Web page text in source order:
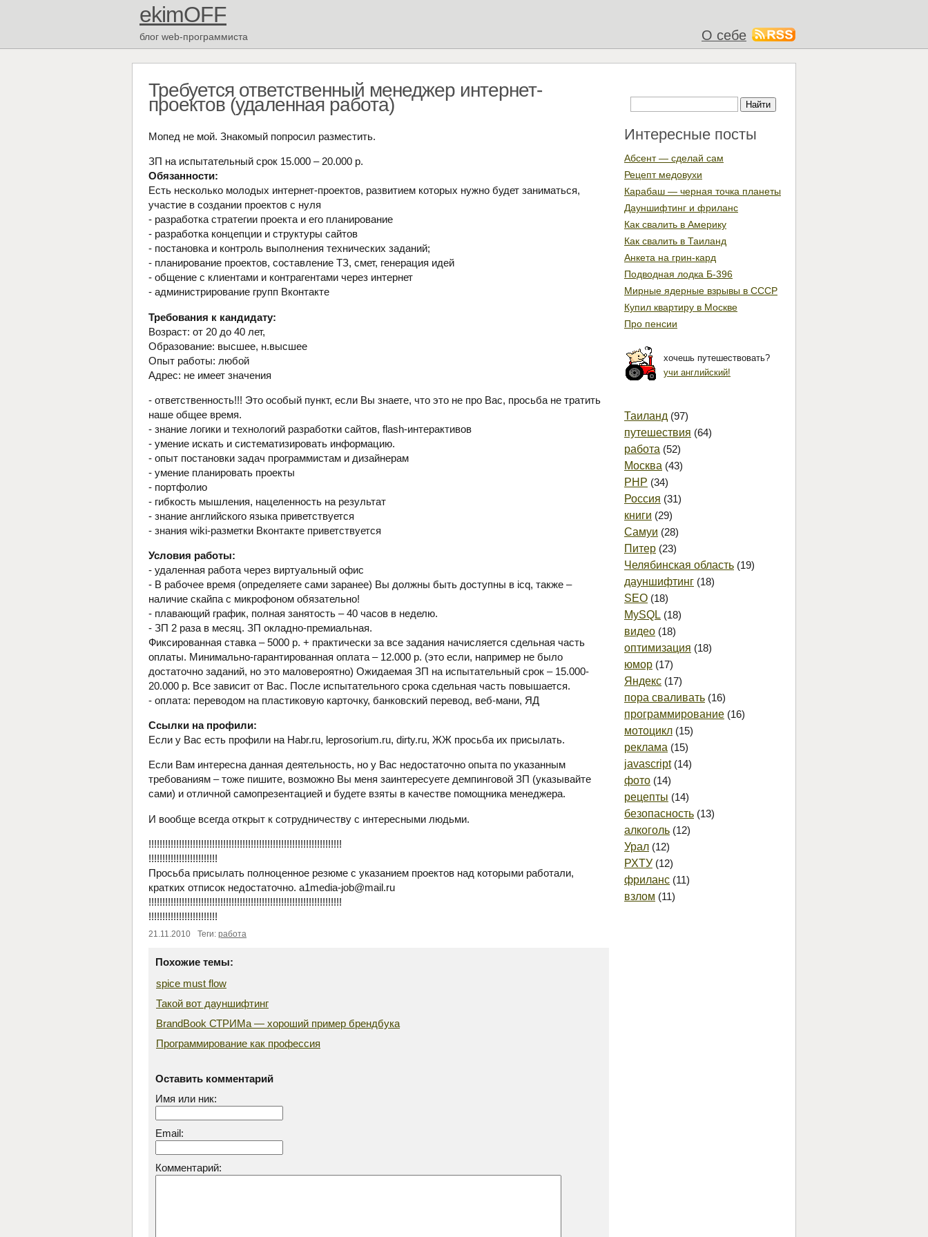
ekimOFF
блог web-программиста О себе
Требуется ответственный менеджер интернет-
проектов (удаленная работа)
Мопед не мой. Знакомый попросил разместить.
ЗП на испытательный срок 15.000 – 20.000 р.
Обязанности:
Есть несколько молодых интернет-проектов, развитием которых нужно будет заниматься,
участие в создании проектов с нуля
- разработка стратегии проекта и его планирование
- разработка концепции и структуры сайтов
- постановка и контроль выполнения технических заданий;
- планирование проектов, составление ТЗ, смет, генерация идей
- общение с клиентами и контрагентами через интернет
- администрирование групп Вконтакте
Требования к кандидату:
Возраст: от 20 до 40 лет,
Образование: высшее, н.высшее
Опыт работы: любой
Адрес: не имеет значения
- ответственность!!! Это особый пункт, если Вы знаете, что это не про Вас, просьба не тратить
наше общее время.
- знание логики и технологий разработки сайтов, flash-интерактивов
- умение искать и систематизировать информацию.
- опыт постановки задач программистам и дизайнерам
- умение планировать проекты
- портфолио
- гибкость мышления, нацеленность на результат
- знание английского языка приветствуется
- знания wiki-разметки Вконтакте приветствуется
Условия работы:
- удаленная работа через виртуальный офис
- В рабочее время (определяете сами заранее) Вы должны быть доступны в icq, также –
наличие скайпа с микрофоном обязательно!
- плавающий график, полная занятость – 40 часов в неделю.
- ЗП 2 раза в месяц. ЗП окладно-премиальная.
Фиксированная ставка – 5000 р. + практически за все задания начисляется сдельная часть
оплаты. Минимально-гарантированная оплата – 12.000 р. (это если, например не было
достаточно заданий, но это маловероятно) Ожидаемая ЗП на испытательный срок – 15.000-
20.000 р. Все зависит от Вас. После испытательного срока сдельная часть повышается.
- оплата: переводом на пластиковую карточку, банковский перевод, веб-мани, ЯД
Ссылки на профили:
Если у Вас есть профили на Habr.ru, leprosorium.ru, dirty.ru, ЖЖ просьба их присылать.
Если Вам интересна данная деятельность, но у Вас недостаточно опыта по указанным
требованиям – тоже пишите, возможно Вы меня заинтересуете демпинговой ЗП (указывайте
сами) и отличной самопрезентацией и будете взяты в качестве помощника менеджера.
И вообще всегда открыт к сотрудничеству с интересными людьми.
!!!!!!!!!!!!!!!!!!!!!!!!!!!!!!!!!!!!!!!!!!!!!!!!!!!!!!!!!!!!!!!!!!!!!!
!!!!!!!!!!!!!!!!!!!!!!!!!
Просьба присылать полноценное резюме с указанием проектов над которыми работали,
кратких отписок недостаточно. a1media-job@mail.ru
!!!!!!!!!!!!!!!!!!!!!!!!!!!!!!!!!!!!!!!!!!!!!!!!!!!!!!!!!!!!!!!!!!!!!!
!!!!!!!!!!!!!!!!!!!!!!!!!
21.11.2010 Теги: работа
Похожие темы:
spice must flow
Такой вот дауншифтинг
BrandBook СТРИМа — хороший пример брендбука
Программирование как профессия
Оставить комментарий
Имя или ник:
Email:
Комментарий:
Интересные посты
Абсент — сделай сам
Рецепт медовухи
Карабаш — черная точка планеты
Дауншифтинг и фриланс
Как свалить в Америку
Как свалить в Таиланд
Анкета на грин-кард
Подводная лодка Б-396
Мирные ядерные взрывы в СССР
Купил квартиру в Москве
Про пенсии
хочешь путешествовать?
учи английский!
Таиланд (97)
путешествия (64)
работа (52)
Москва (43)
PHP (34)
Россия (31)
книги (29)
Самуи (28)
Питер (23)
Челябинская область (19)
дауншифтинг (18)
SEO (18)
MySQL (18)
видео (18)
оптимизация (18)
юмор (17)
Яндекс (17)
пора сваливать (16)
программирование (16)
мотоцикл (15)
реклама (15)
javascript(14)
фото (14)
рецепты (14)
безопасность (13)
алкоголь (12)
Урал (12)
РХТУ (12)
фриланс (11)
взлом (11)